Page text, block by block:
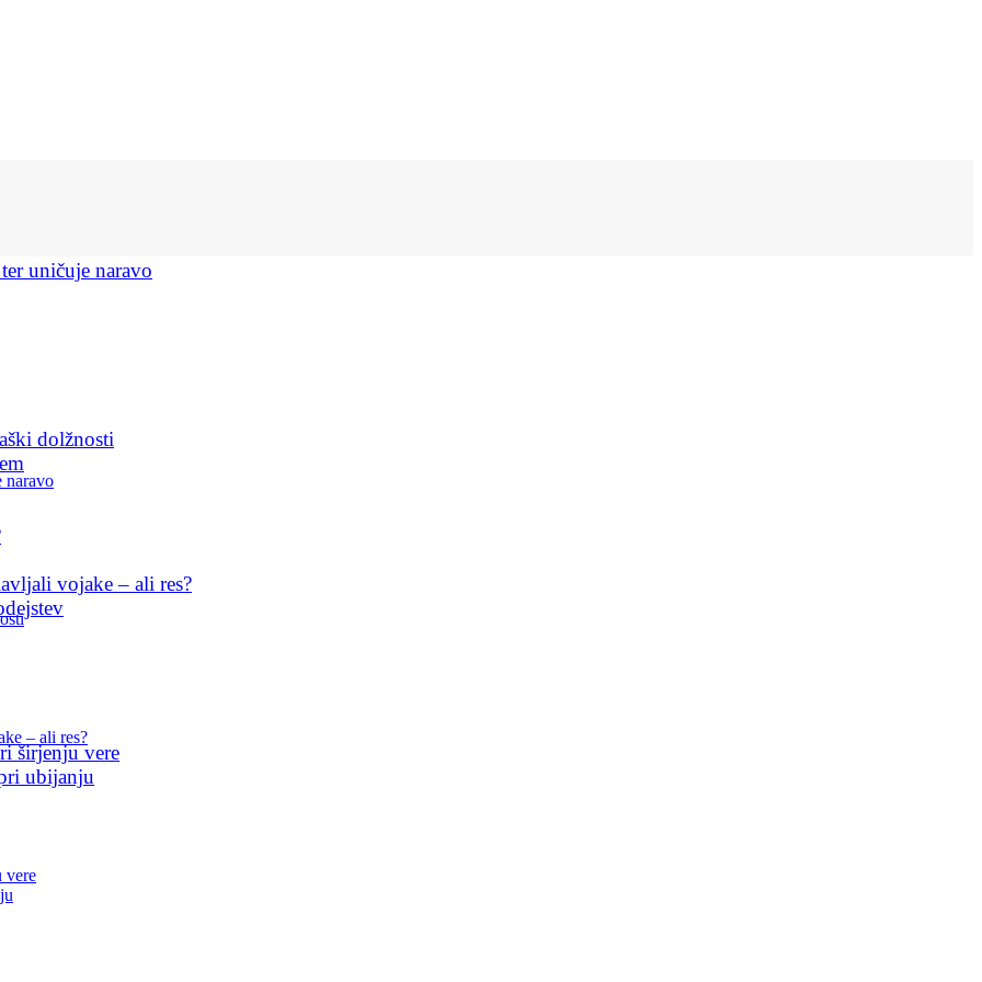
uničuje naravo
dolžnosti
vojake – ali res?
širjenju vere
ubijanju
naravo
– ali res?
vere